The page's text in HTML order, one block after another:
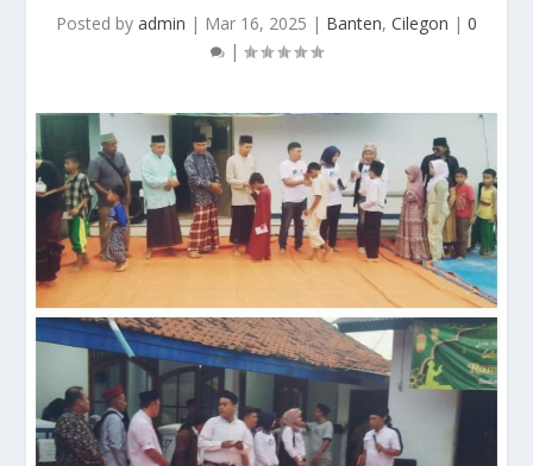
Posted by admin | Mar 16, 2025 | Banten, Cilegon | 0
|